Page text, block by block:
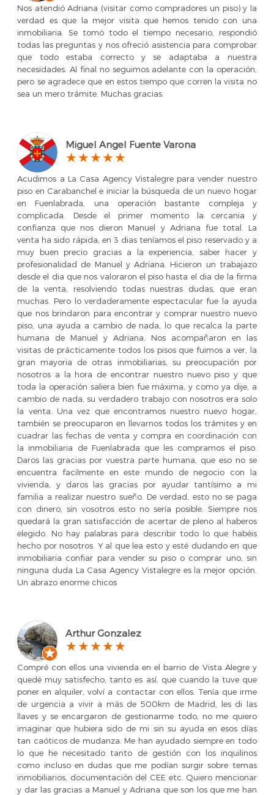
Nos atendió Adriana (visitar como compradores un piso) y la
verdad es que la mejor visita que hemos tenido con una
inmobiliaria. Se tomó todo el tiempo necesario, respondió
todas las preguntas y nos ofreció asistencia para comprobar
que todo estaba correcto y se adaptaba a nuestra
necesidades. Al final no seguimos adelante con la operación,
pero se agradece que en estos tiempo que corren la visita no
sea un mero trámite. Muchas gracias.
Miguel Angel Fuente Varona
Acudimos a La Casa Agency Vistalegre para vender nuestro
piso en Carabanchel e iniciar la búsqueda de un nuevo hogar
en Fuenlabrada, una operación bastante compleja y
complicada. Desde el primer momento la cercania y
confianza que nos dieron Manuel y Adriana fue total. La
venta ha sido rápida, en 3 dias teníamos el piso reservado y a
muy buen precio gracias a la experiencia, saber hacer y
profesionalidad de Manuel y Adriana. Hicieron un trabajazo
desde el dia que nos valoraron el piso hasta el dia de la firma
de la venta, resolviendo todas nuestras dudas, que eran
muchas. Pero lo verdaderamente espectacular fue la ayuda
que nos brindaron para encontrar y comprar nuestro nuevo
piso, una ayuda a cambio de nada, lo que recalca la parte
humana de Manuel y Adriana. Nos acompañaron en las
visitas de prácticamente todos los pisos que fuimos a ver, la
gran mayoria de otras inmobiliarias, su preocupación por
nosotros a la hora de encontrar nuestro nuevo piso y que
toda la operación saliera bien fue máxima, y como ya dije, a
cambio de nada, su verdadero trabajo con nosotros era solo
la venta. Una vez que encontramos nuestro nuevo hogar,
también se preocuparon en llevarnos todos los trámites y en
cuadrar las fechas de venta y compra en coordinación con
la inmobiliaria de Fuenlabrada que les compramos el piso.
Daros las gracias por vuestra parte humana, que eso no se
encuentra facilmente en este mundo de negocio con la
vivienda, y daros las gracias por ayudar tantísimo a mi
familia a realizar nuestro sueño. De verdad, esto no se paga
con dinero, sin vosotros esto no sería posible. Siempre nos
quedará la gran satisfacción de acertar de pleno al haberos
elegido. No hay palabras para describir todo lo que habéis
hecho por nosotros. Y al que lea esto y esté dudando en que
inmobiliaria confiar para vender su piso o comprar uno, sin
ninguna duda La Casa Agency Vistalegre es la mejor opción.
Un abrazo enorme chicos
Arthur Gonzalez
Compré con ellos una vivienda en el barrio de Vista Alegre y
quedé muy satisfecho, tanto es así, que cuando la tuve que
poner en alquiler, volví a contactar con ellos. Tenía que irme
de urgencia a vivir a más de 500km de Madrid, les di las
llaves y se encargaron de gestionarme todo, no me quiero
imaginar que hubiera sido de mi sin su ayuda en esos días
tan caóticos de mudanza. Me han ayudado siempre en todo
lo que he necesitado tanto de gestión con los inquilinos
como incluso en dudas que me podían surgir sobre temas
inmobiliarios, documentación del CEE etc. Quiero mencionar
y dar las gracias a Manuel y Adriana que son los que me han